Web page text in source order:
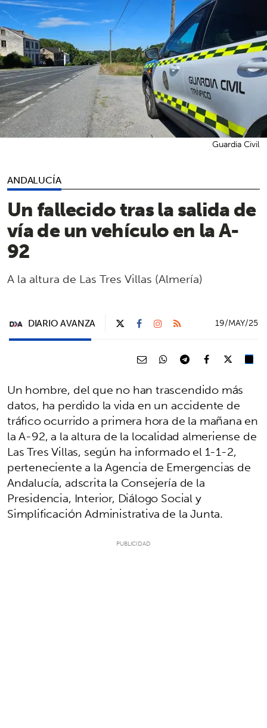
ANDALUCÍA
Un fallecido tras la salida de
vía de un vehículo en la A-
92
A la altura de Las Tres Villas (Almería)
Guardia Civil
DIARIO AVANZA 19/MAY/25
Un hombre, del que no han trascendido más
datos, ha perdido la vida en un accidente de
tráfico ocurrido a primera hora de la mañana en
la A-92, a la altura de la localidad almeriense de
Las Tres Villas, según ha informado el 1-1-2,
perteneciente a la Agencia de Emergencias de
Andalucía, adscrita la Consejería de la
Presidencia, Interior, Diálogo Social y
Simplificación Administrativa de la Junta.